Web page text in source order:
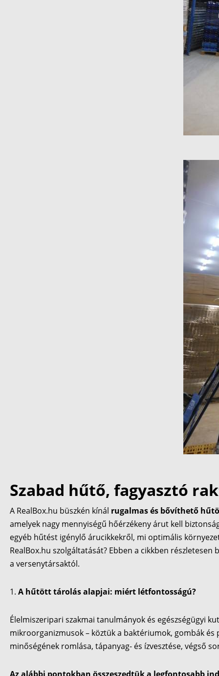
Szabad hűtő, fagyasztó
A RealBox.hu büszkén kínál rugalmas és bővíthető
amelyek nagy mennyiségű hőérzékeny árut kell
egyéb hűtést igénylő árucikkekről, mi optimális
RealBox.hu szolgáltatását? Ebben a cikkben
a versenytársaktól.
A hűtött tárolás alapjai: miért létfontosságú?
Élelmiszeripari szakmai tanulmányok és egészségügyi
mikroorganizmusok – köztük a baktériumok, gombák és
minőségének romlása, tápanyag- és ízvesztése, végső